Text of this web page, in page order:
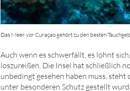
Das Meer vor Curaçao gehört zu den besten
Auch wenn es schwerfällt, es lohnt
loszureißen. Die Insel hat schließlich
unbedingt gesehen haben muss,
unter besonderen Schutz gestellt